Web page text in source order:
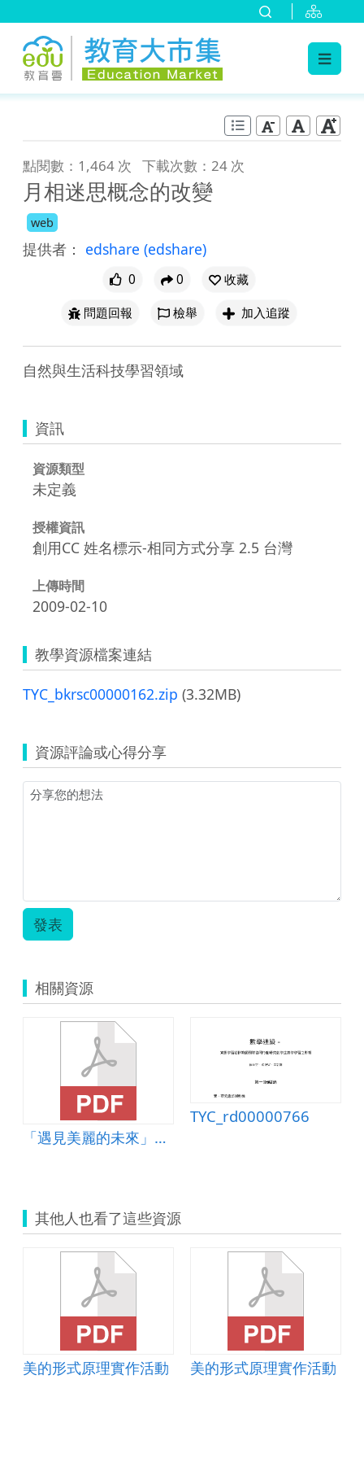
點閱數：1,464 次 下載次數：24 次
月相迷思概念的改變
web
提供者： edshare (edshare)
0 0
收藏
問題回報
檢舉 加入追蹤
自然與生活科技學習領域
資訊
資源類型
未定義
授權資訊
創用CC 姓名標示-相同方式分享 2.5 台灣
上傳時間
2009-02-10
教學資源檔案連結
TYC_bkrsc00000162.zip (3.32MB)
資源評論或心得分享
發表
相關資源
「遇見美麗的未來」課程
TYC_rd00000766
其他人也看了這些資源
美的形式原理實作活動 美的形式原理實作活動